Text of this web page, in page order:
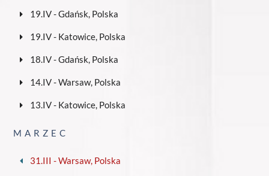
19.IV - Gdańsk, Polska
19.IV - Katowice, Polska
18.IV - Gdańsk, Polska
14.IV - Warsaw, Polska
13.IV - Katowice, Polska
MARZEC
31.III - Warsaw, Polska